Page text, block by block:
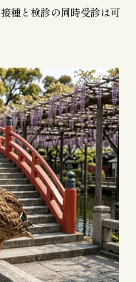
種と検診の同時受診は可